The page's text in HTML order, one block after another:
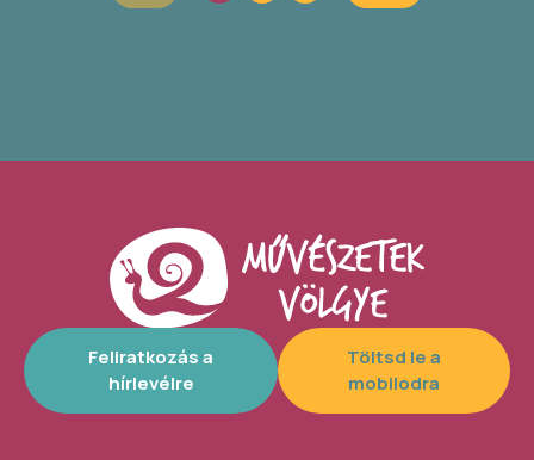
Feliratkozás a
hírlevélre
Töltsd le a
mobilodra